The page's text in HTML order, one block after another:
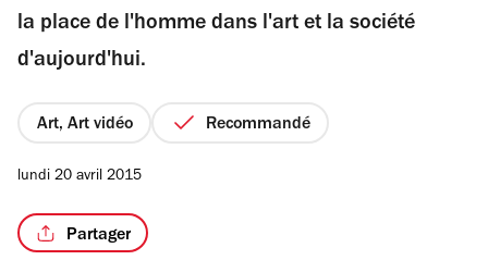
étoiles
la place de l'homme dans l'art et la société
d'aujourd'hui.
Art, Art vidéo Recommandé
lundi 20 avril 2015
Partager